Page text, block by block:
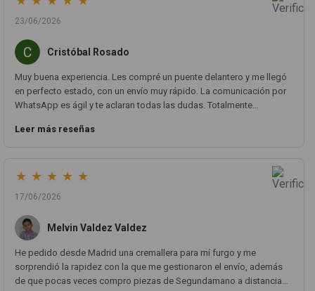
23/06/2026
Cristóbal Rosado
Muy buena experiencia. Les compré un puente delantero y me llegó
en perfecto estado, con un envío muy rápido. La comunicación por
WhatsApp es ágil y te aclaran todas las dudas. Totalmente
Leer más reseñas
★ ★ ★ ★ ★
17/06/2026
Melvin Valdez Valdez
He pedido desde Madrid una cremallera para mí furgo y me
sorprendió la rapidez con la que me gestionaron el envío, además
de que pocas veces compro piezas de Segundamano a distancia